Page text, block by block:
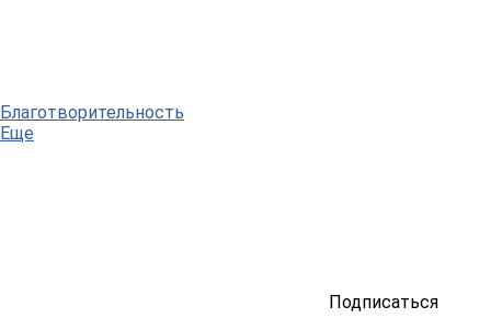
Благотворительность
Еще
Подписаться